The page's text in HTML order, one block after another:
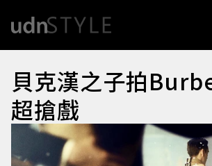
貝克漢之子拍
超搶戲